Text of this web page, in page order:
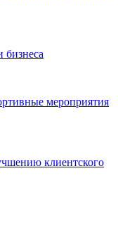
бизнеса
мероприятия
клиентского